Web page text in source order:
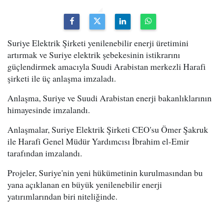
Suriye Elektrik Şirketi yenilenebilir enerji üretimini
artırmak ve Suriye elektrik şebekesinin istikrarını
güçlendirmek amacıyla Suudi Arabistan merkezli Harafi
şirketi ile üç anlaşma imzaladı.
Anlaşma, Suriye ve Suudi Arabistan enerji bakanlıklarının
himayesinde imzalandı.
Anlaşmalar, Suriye Elektrik Şirketi CEO'su Ömer Şakruk
ile Harafi Genel Müdür Yardımcısı İbrahim el-Emir
tarafından imzalandı.
Projeler, Suriye'nin yeni hükümetinin kurulmasından bu
yana açıklanan en büyük yenilenebilir enerji
yatırımlarından biri niteliğinde.